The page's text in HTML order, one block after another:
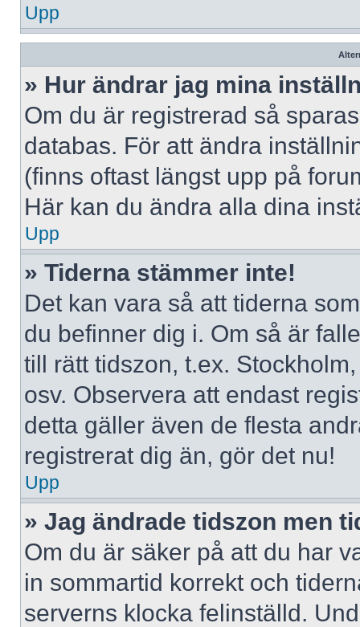
Upp
» Hur ändrar jag mina
Om du är registrerad så
databas. För att ändra
(finns oftast längst upp på
Här kan du ändra alla dina
Upp
» Tiderna stämmer inte!
Det kan vara så att tiderna
du befinner dig i. Om så är
till rätt tidszon, t.ex.
osv. Observera att endast
detta gäller även de flesta
registrerat dig än, gör det nu!
Upp
» Jag ändrade tidszon men
Om du är säker på att du har
in sommartid korrekt och
serverns klocka felinställd.